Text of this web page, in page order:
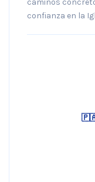
caminos
confianza en la
🇵🇦